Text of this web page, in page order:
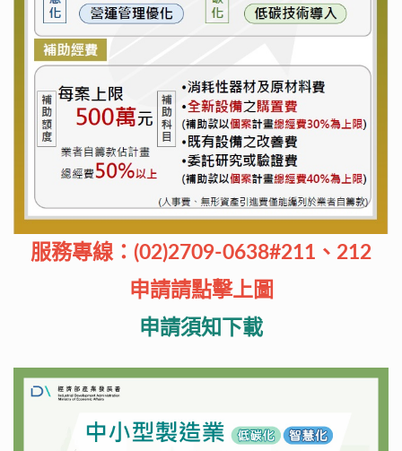
服務專線：(02)2709-0638#211、212
申請請點擊上圖
申請須知下載